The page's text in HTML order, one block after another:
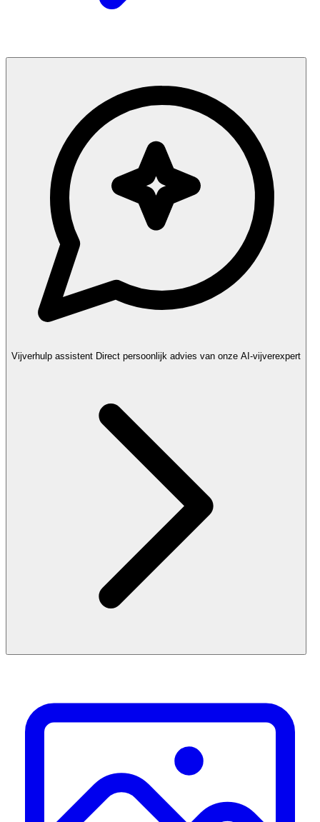
Vijverhulp assistent Direct persoonlijk advies van onze AI-vijverexpert